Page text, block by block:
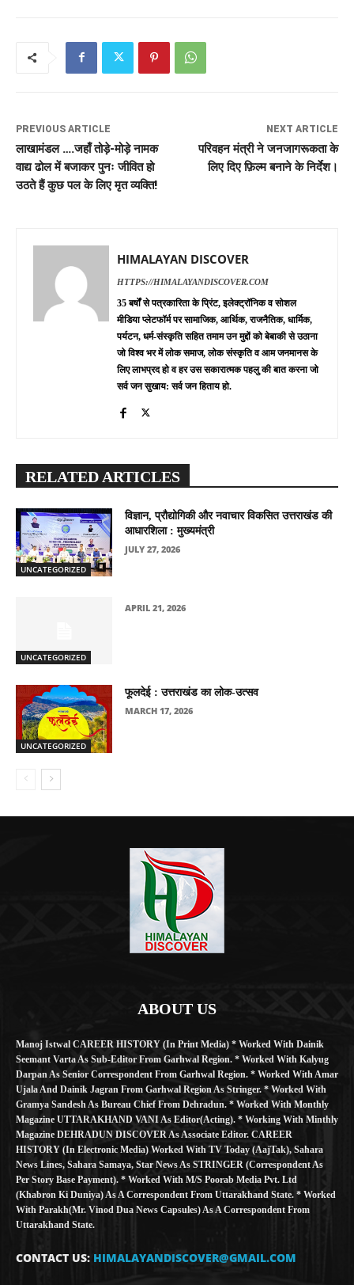
PREVIOUS ARTICLE
लाखामंडल ….जहाँ तोड़े-मोड़े नामक
वाद्य ढोल में बजाकर पुनः जीवित हो
उठते हैं कुछ पल के लिए मृत व्यक्ति!
NEXT ARTICLE
परिवहन मंत्री ने जनजागरूकता के
लिए दिए फ़िल्म बनाने के निर्देश।
HIMALAYAN DISCOVER
HTTPS://HIMALAYANDISCOVER.COM
35 बर्षों से पत्रकारिता के प्रिंट, इलेक्ट्रॉनिक व सोशल
मीडिया प्लेटफॉर्म पर सामाजिक, आर्थिक, राजनैतिक, धार्मिक,
पर्यटन, धर्म-संस्कृति सहित तमाम उन मुद्दों को बेबाकी से उठाना
जो विश्व भर में लोक समाज, लोक संस्कृति व आम जनमानस के
लिए लाभप्रद हो व हर उस सकारात्मक पहलु की बात करना जो
सर्व जन सुखाय: सर्व जन हिताय हो.
RELATED ARTICLES
UNCATEGORIZED
विज्ञान, प्रौद्योगिकी और नवाचार विकसित उत्तराखंड की
आधारशिला : मुख्यमंत्री
JULY 27, 2026
UNCATEGORIZED
APRIL 21, 2026
UNCATEGORIZED
फूलदेई : उत्तराखंड का लोक-उत्सव
MARCH 17, 2026
ABOUT US
Manoj Istwal CAREER HISTORY (in Print Media) * Worked With Dainik
Seemant Varta As Sub-Editor From Garhwal Region. * Worked With Kalyug
Darpan As Senior Correspondent From Garhwal Region. * Worked With Amar
Ujala And Dainik Jagran From Garhwal Region As Stringer. * Worked With
Gramya Sandesh As Bureau Chief From Dehradun. * Worked With Monthly
Magazine UTTARAKHAND VANI As Editor(Acting). * Working With Minthly
Magazine DEHRADUN DISCOVER As Associate Editor. CAREER
HISTORY (in Electronic Media) Worked With TV Today (AajTak), Sahara
News Lines, Sahara Samaya, Star News As STRINGER (Correspondent As
Per Story Base Payment). * Worked With M/S Poorab Media Pvt. Ltd
(Khabron Ki Duniya) As A Correspondent From Uttarakhand State. * Worked
With Parakh(Mr. Vinod Dua News Capsules) As A Correspondent From
Uttarakhand State.
CONTACT US: HIMALAYANDISCOVER@GMAIL.COM